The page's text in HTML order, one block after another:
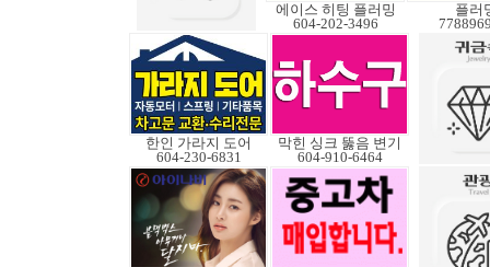
에이스 히팅 플러밍
604-202-3496
플러
한인 가라지 도어
604-230-6831
막힌 싱크 뚫음 변기
604-910-6464